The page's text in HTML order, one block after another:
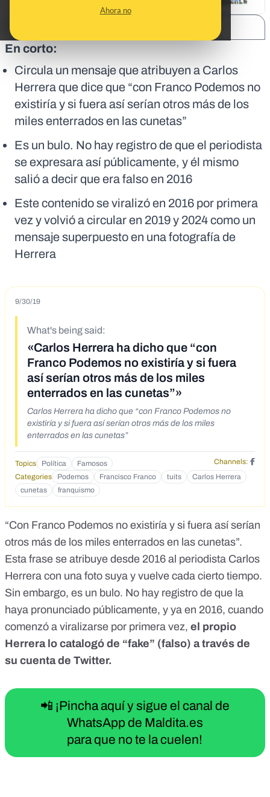
Ahora no
En corto:
Circula un mensaje que atribuyen a Carlos
Herrera que dice que “con Franco Podemos no
existiría y si fuera así serían otros más de los
miles enterrados en las cunetas”
Es un bulo. No hay registro de que el periodista
se expresara así públicamente, y él mismo
salió a decir que era falso en 2016
Este contenido se viralizó en 2016 por primera
vez y volvió a circular en 2019 y 2024 como un
mensaje superpuesto en una fotografía de
Herrera
9/30/19
What's being said:
«Carlos Herrera ha dicho que “con
Franco Podemos no existiría y si fuera
así serían otros más de los miles
enterrados en las cunetas”»
Carlos Herrera ha dicho que “con Franco Podemos no
existiría y si fuera así serían otros más de los miles
enterrados en las cunetas”
Topics Política Famosos
Channels:
Categories
Podemos Francisco Franco tuits
Carlos Herrera
cunetas
franquismo
“Con Franco Podemos no existiría y si fuera así serían
otros más de los miles enterrados en las cunetas”.
Esta frase se atribuye desde 2016 al periodista Carlos
Herrera con una foto suya y vuelve cada cierto tiempo.
Sin embargo, es un bulo. No hay registro de que la
haya pronunciado públicamente, y ya en 2016, cuando
comenzó a viralizarse por primera vez, el propio
Herrera lo catalogó de “fake” (falso) a través de
su cuenta de Twitter.
📲 ¡Pincha aquí y sigue el canal de
WhatsApp de Maldita.es
para que no te la cuelen!